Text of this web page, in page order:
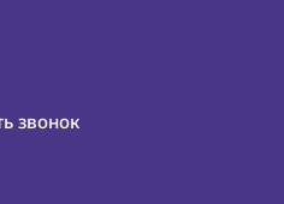
звонок